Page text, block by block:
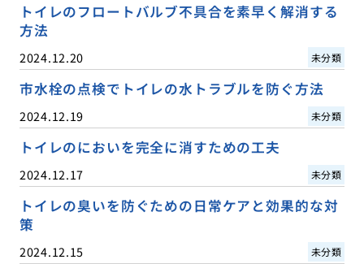
トイレのフロートバルブ不具合を素早く解消する
方法
2024.12.20 未分類
市水栓の点検でトイレの水トラブルを防ぐ方法
2024.12.19 未分類
トイレのにおいを完全に消すための工夫
2024.12.17 未分類
トイレの臭いを防ぐための日常ケアと効果的な対
策
2024.12.15 未分類